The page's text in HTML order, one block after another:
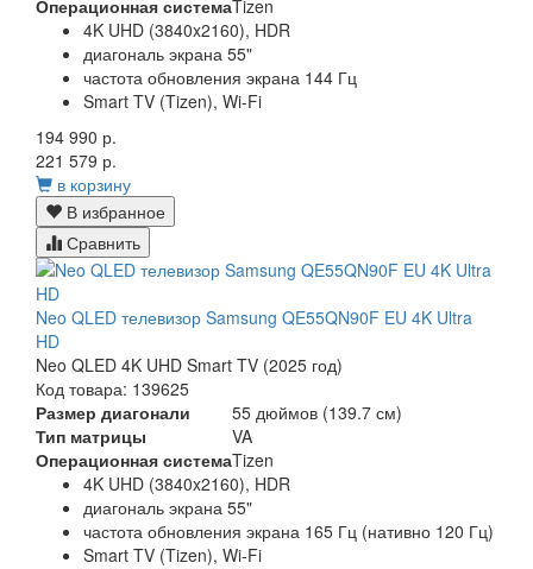
Операционная системаTizen
4K UHD (3840x2160), HDR
диагональ экрана 55"
частота обновления экрана 144 Гц
Smart TV (Tizen), Wi-Fi
194 990 р.
221 579 р.
в корзину
В избранное
Сравнить
Neo QLED телевизор Samsung QE55QN90F EU 4K Ultra
HD
Neo QLED 4K UHD Smart TV (2025 год)
Код товара: 139625
Размер диагонали
55 дюймов (139.7 см)
Тип матрицы
VA
Операционная системаTizen
4K UHD (3840x2160), HDR
диагональ экрана 55"
частота обновления экрана 165 Гц (нативно 120 Гц)
Smart TV (Tizen), Wi-Fi